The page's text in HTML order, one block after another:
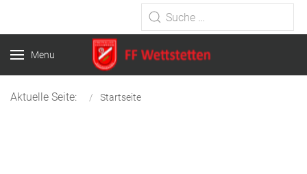
Type 2 or more characters for
results.
Menu
Aktuelle Seite: Startseite